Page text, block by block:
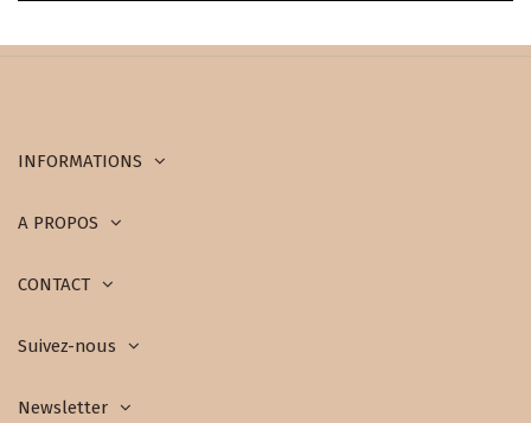
INFORMATIONS
A PROPOS
CONTACT
Suivez-nous
Newsletter